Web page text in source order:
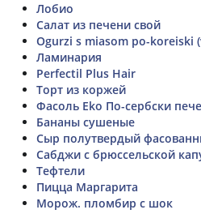
Лобио
Салат из печени свой
Ogurzi s miasom po-koreiski
Ламинария
Perfectil Plus Hair
Торт из коржей
Фасоль Eko По-сербски
Бананы сушеные
Сыр полутвердый
Сабджи с брюссельской
Тефтели
Пицца Маргарита
Морож. пломбир с шок